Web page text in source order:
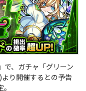
で、ガチャ「グリーン
り開催するとの予告